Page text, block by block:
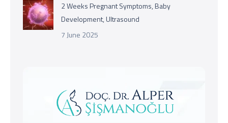
2 Weeks Pregnant Symptoms, Baby
Development, Ultrasound
7 June 2025